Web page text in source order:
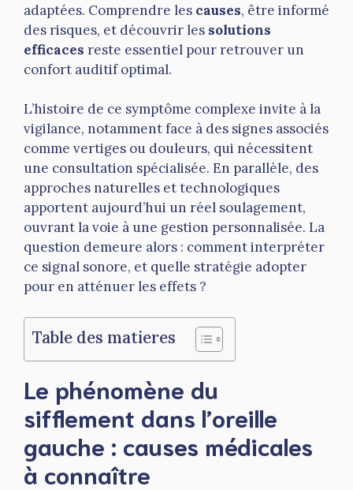
adaptées. Comprendre les causes, être informé
des risques, et découvrir les solutions
efficaces reste essentiel pour retrouver un
confort auditif optimal.
L’histoire de ce symptôme complexe invite à la
vigilance, notamment face à des signes associés
comme vertiges ou douleurs, qui nécessitent
une consultation spécialisée. En parallèle, des
approches naturelles et technologiques
apportent aujourd’hui un réel soulagement,
ouvrant la voie à une gestion personnalisée. La
question demeure alors : comment interpréter
ce signal sonore, et quelle stratégie adopter
pour en atténuer les effets ?
Table des matieres
Le phénomène du
sifflement dans l’oreille
gauche : causes médicales
à connaître